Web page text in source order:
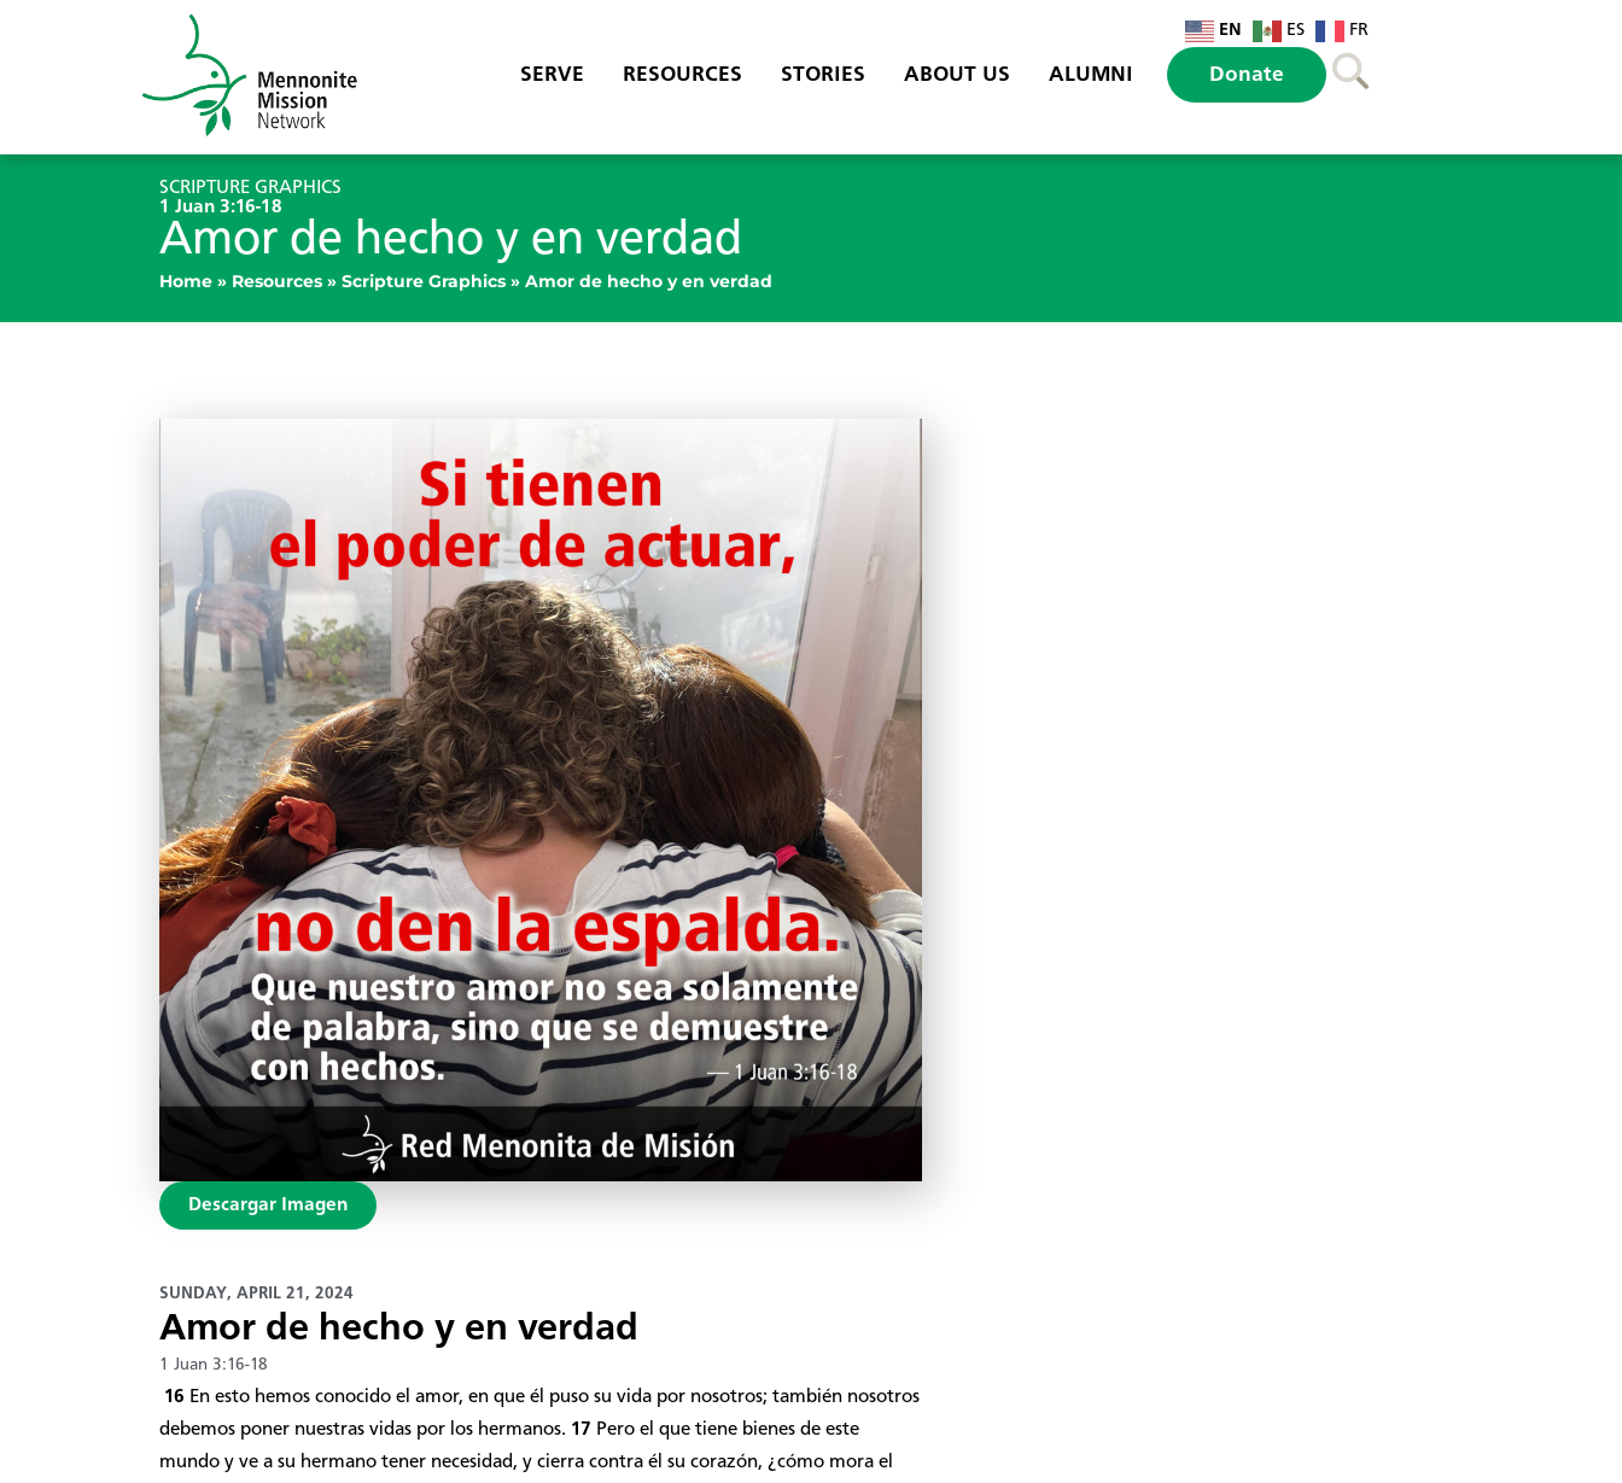
EN ES FR
SERVE RESOURCES STORIES ABOUT US ALUMNI Donate
SCRIPTURE GRAPHICS
1 Juan 3:16-18
Amor de hecho y en verdad
Home » Resources » Scripture Graphics » Amor de hecho y en verdad
Descargar Imagen
SUNDAY, APRIL 21, 2024
Amor de hecho y en verdad
1 Juan 3:16-18
16 En esto hemos conocido el amor, en que él puso su vida por nosotros; también nosotros
debemos poner nuestras vidas por los hermanos. 17 Pero el que tiene bienes de este
mundo y ve a su hermano tener necesidad, y cierra contra él su corazón, ¿cómo mora el